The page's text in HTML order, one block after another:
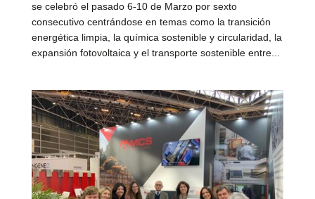
se celebró el pasado 6-10 de Marzo por sexto
consecutivo centrándose en temas como la transición
energética limpia, la química sostenible y circularidad, la
expansión fotovoltaica y el transporte sostenible entre...